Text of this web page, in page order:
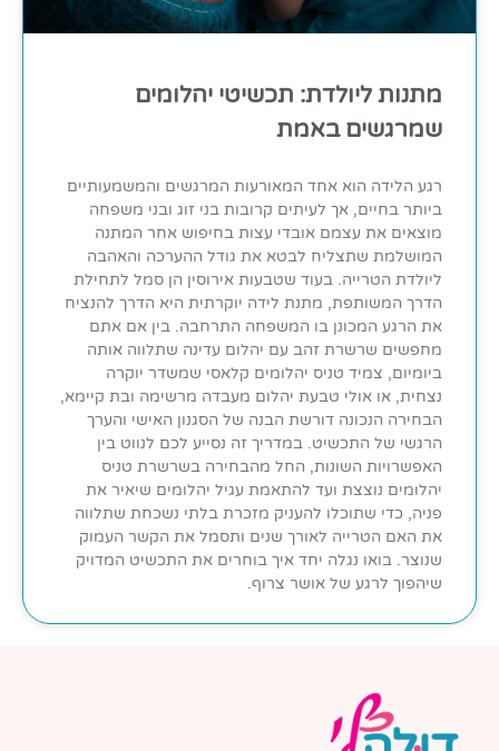
מתנות ליולדת: תכשיטי יהלומים
שמרגשים באמת
רגע הלידה הוא אחד המאורעות המרגשים והמשמעותיים
ביותר בחיים, אך לעיתים קרובות בני זוג ובני משפחה
מוצאים את עצמם אובדי עצות בחיפוש אחר המתנה
המושלמת שתצליח לבטא את גודל ההערכה והאהבה
ליולדת הטרייה. בעוד שטבעות אירוסין הן סמל לתחילת
הדרך המשותפת, מתנת לידה יוקרתית היא הדרך להנציח
את הרגע המכונן בו המשפחה התרחבה. בין אם אתם
מחפשים שרשרת זהב עם יהלום עדינה שתלווה אותה
ביומיום, צמיד טניס יהלומים קלאסי שמשדר יוקרה
נצחית, או אולי טבעת יהלום מעבדה מרשימה ובת קיימא,
הבחירה הנכונה דורשת הבנה של הסגנון האישי והערך
הרגשי של התכשיט. במדריך זה נסייע לכם לנווט בין
האפשרויות השונות, החל מהבחירה בשרשרת טניס
יהלומים נוצצת ועד להתאמת עגיל יהלומים שיאיר את
פניה, כדי שתוכלו להעניק מזכרת בלתי נשכחת שתלווה
את האם הטרייה לאורך שנים ותסמל את הקשר העמוק
שנוצר. בואו נגלה יחד איך בוחרים את התכשיט המדויק
שיהפוך לרגע של אושר צרוף.